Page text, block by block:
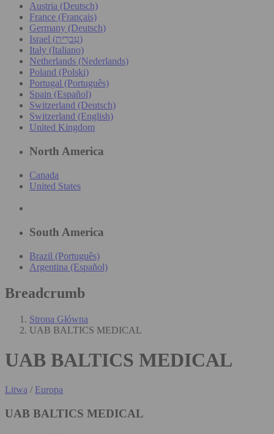
Austria (Deutsch)
France (Français)
Germany (Deutsch)
Israel (עִברִית)
Italy (Italiano)
Netherlands (Nederlands)
Poland (Polski)
Portugal (Português)
Spain (Español)
Switzerland (Deutsch)
Switzerland (English)
United Kingdom
North America
Canada
United States
South America
Brazil (Português)
Argentina (Español)
Breadcrumb
Strona Główna
UAB BALTICS MEDICAL
UAB BALTICS MEDICAL
Litwa / Europa
UAB BALTICS MEDICAL